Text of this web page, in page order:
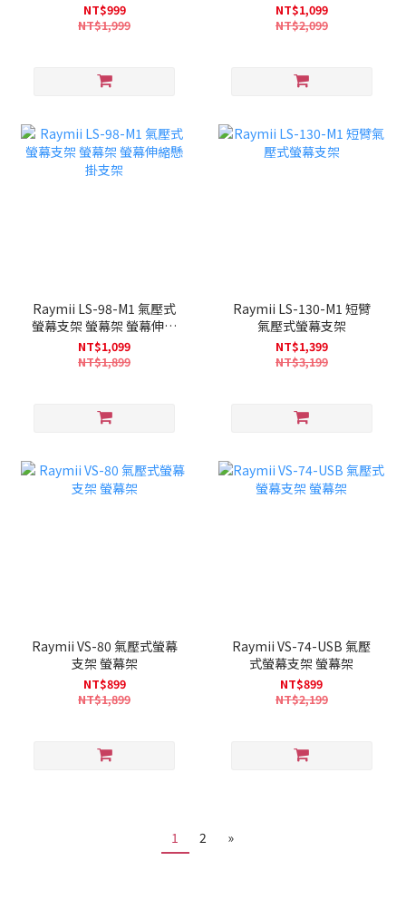
NT$999
NT$1,999
NT$1,099
NT$2,099
Raymii LS-98-M1 氣壓式
螢幕支架 螢幕架 螢幕伸縮
懸掛支架
NT$1,099
NT$1,899
Raymii LS-130-M1 短臂
氣壓式螢幕支架
NT$1,399
NT$3,199
Raymii VS-80 氣壓式螢幕
支架 螢幕架
NT$899
NT$1,899
Raymii VS-74-USB 氣壓
式螢幕支架 螢幕架
NT$899
NT$2,199
1 2 »